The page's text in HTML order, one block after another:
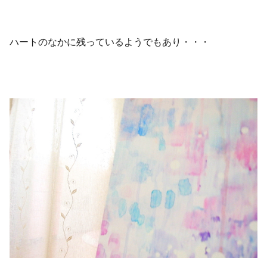
ハートのなかに残っているようでもあり・・・